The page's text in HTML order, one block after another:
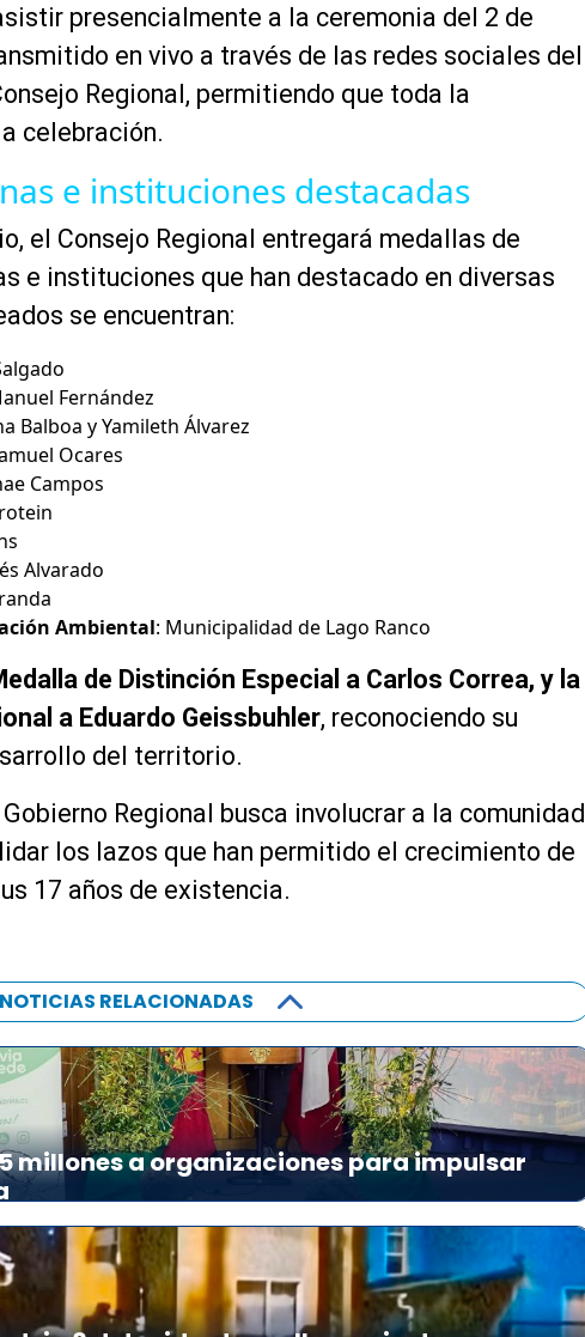
presencialmente a la ceremonia del 2 de
en vivo a través de las redes sociales del
Regional, permitiendo que toda la
celebración.
e instituciones destacadas
el Consejo Regional entregará medallas de
e instituciones que han destacado en diversas
se encuentran:
Fernández
Balboa y Yamileth Álvarez
Ocares
Campos
Alvarado
Ambiental: Municipalidad de Lago Ranco
de Distinción Especial a Carlos Correa, y la
a Eduardo Geissbuhler, reconociendo su
del territorio.
Regional busca involucrar a la comunidad
los lazos que han permitido el crecimiento de
17 años de existencia.
NOTICIAS RELACIONADAS
millones a organizaciones para impulsar